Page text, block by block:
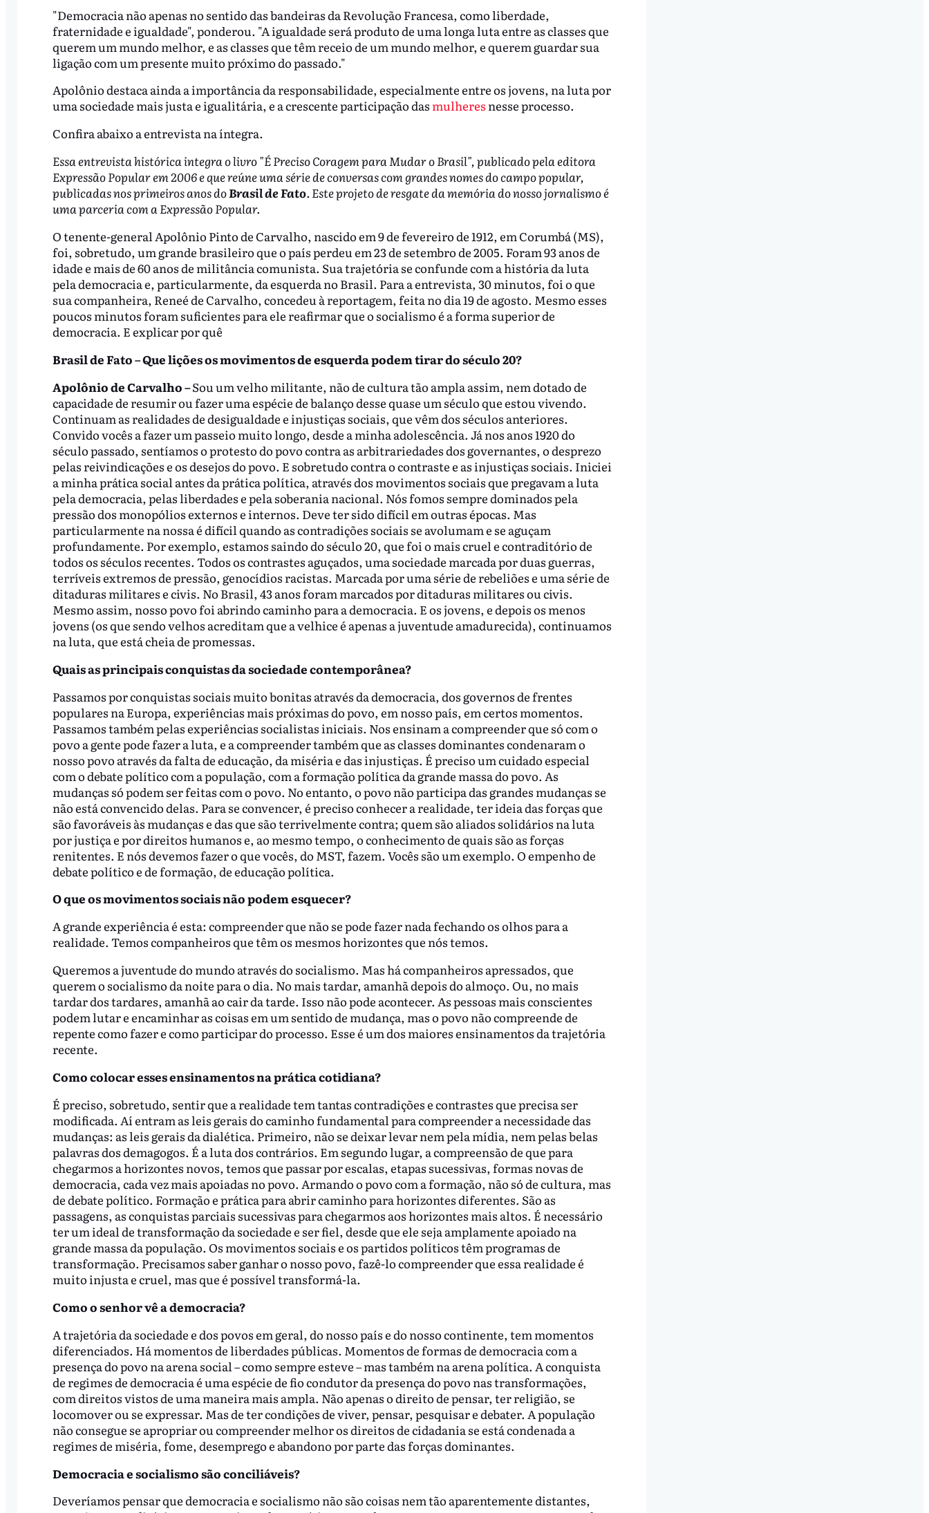
"Democracia não apenas no sentido das bandeiras da Revolução Francesa, como liberdade,
fraternidade e igualdade", ponderou. "A igualdade será produto de uma longa luta entre as classes que
querem um mundo melhor, e as classes que têm receio de um mundo melhor, e querem guardar sua
ligação com um presente muito próximo do passado."
Apolônio destaca ainda a importância da responsabilidade, especialmente entre os jovens, na luta por
uma sociedade mais justa e igualitária, e a crescente participação das mulheres nesse processo.
Confira abaixo a entrevista na íntegra.
Essa entrevista histórica integra o livro "É Preciso Coragem para Mudar o Brasil", publicado pela editora
Expressão Popular em 2006 e que reúne uma série de conversas com grandes nomes do campo popular,
publicadas nos primeiros anos doBrasil de Fato. Este projeto de resgate da memória do nosso jornalismo é
uma parceria com a Expressão Popular.
O tenente-general Apolônio Pinto de Carvalho, nascido em 9 de fevereiro de 1912, em Corumbá (MS),
foi, sobretudo, um grande brasileiro que o país perdeu em 23 de setembro de 2005. Foram 93 anos de
idade e mais de 60 anos de militância comunista. Sua trajetória se confunde com a história da luta
pela democracia e, particularmente, da esquerda no Brasil. Para a entrevista, 30 minutos, foi o que
sua companheira, Reneé de Carvalho, concedeu à reportagem, feita no dia 19 de agosto. Mesmo esses
poucos minutos foram suficientes para ele reafirmar que o socialismo é a forma superior de
democracia. E explicar por quê
Brasil de Fato – Que lições os movimentos de esquerda podem tirar do século 20?
Apolônio de Carvalho –Sou um velho militante, não de cultura tão ampla assim, nem dotado de
capacidade de resumir ou fazer uma espécie de balanço desse quase um século que estou vivendo.
Continuam as realidades de desigualdade e injustiças sociais, que vêm dos séculos anteriores.
Convido vocês a fazer um passeio muito longo, desde a minha adolescência. Já nos anos 1920 do
século passado, sentíamos o protesto do povo contra as arbitrariedades dos governantes, o desprezo
pelas reivindicações e os desejos do povo. E sobretudo contra o contraste e as injustiças sociais. Iniciei
a minha prática social antes da prática política, através dos movimentos sociais que pregavam a luta
pela democracia, pelas liberdades e pela soberania nacional. Nós fomos sempre dominados pela
pressão dos monopólios externos e internos. Deve ter sido difícil em outras épocas. Mas
particularmente na nossa é difícil quando as contradições sociais se avolumam e se aguçam
profundamente. Por exemplo, estamos saindo do século 20, que foi o mais cruel e contraditório de
todos os séculos recentes. Todos os contrastes aguçados, uma sociedade marcada por duas guerras,
terríveis extremos de pressão, genocídios racistas. Marcada por uma série de rebeliões e uma série de
ditaduras militares e civis. No Brasil, 43 anos foram marcados por ditaduras militares ou civis.
Mesmo assim, nosso povo foi abrindo caminho para a democracia. E os jovens, e depois os menos
jovens (os que sendo velhos acreditam que a velhice é apenas a juventude amadurecida), continuamos
na luta, que está cheia de promessas.
Quais as principais conquistas da sociedade contemporânea?
Passamos por conquistas sociais muito bonitas através da democracia, dos governos de frentes
populares na Europa, experiências mais próximas do povo, em nosso país, em certos momentos.
Passamos também pelas experiências socialistas iniciais. Nos ensinam a compreender que só com o
povo a gente pode fazer a luta, e a compreender também que as classes dominantes condenaram o
nosso povo através da falta de educação, da miséria e das injustiças. É preciso um cuidado especial
com o debate político com a população, com a formação política da grande massa do povo. As
mudanças só podem ser feitas com o povo. No entanto, o povo não participa das grandes mudanças se
não está convencido delas. Para se convencer, é preciso conhecer a realidade, ter ideia das forças que
são favoráveis às mudanças e das que são terrivelmente contra; quem são aliados solidários na luta
por justiça e por direitos humanos e, ao mesmo tempo, o conhecimento de quais são as forças
renitentes. E nós devemos fazer o que vocês, do MST, fazem. Vocês são um exemplo. O empenho de
debate político e de formação, de educação política.
O que os movimentos sociais não podem esquecer?
A grande experiência é esta: compreender que não se pode fazer nada fechando os olhos para a
realidade. Temos companheiros que têm os mesmos horizontes que nós temos.
Queremos a juventude do mundo através do socialismo. Mas há companheiros apressados, que
querem o socialismo da noite para o dia. No mais tardar, amanhã depois do almoço. Ou, no mais
tardar dos tardares, amanhã ao cair da tarde. Isso não pode acontecer. As pessoas mais conscientes
podem lutar e encaminhar as coisas em um sentido de mudança, mas o povo não compreende de
repente como fazer e como participar do processo. Esse é um dos maiores ensinamentos da trajetória
recente.
Como colocar esses ensinamentos na prática cotidiana?
É preciso, sobretudo, sentir que a realidade tem tantas contradições e contrastes que precisa ser
modificada. Aí entram as leis gerais do caminho fundamental para compreender a necessidade das
mudanças: as leis gerais da dialética. Primeiro, não se deixar levar nem pela mídia, nem pelas belas
palavras dos demagogos. É a luta dos contrários. Em segundo lugar, a compreensão de que para
chegarmos a horizontes novos, temos que passar por escalas, etapas sucessivas, formas novas de
democracia, cada vez mais apoiadas no povo. Armando o povo com a formação, não só de cultura, mas
de debate político. Formação e prática para abrir caminho para horizontes diferentes. São as
passagens, as conquistas parciais sucessivas para chegarmos aos horizontes mais altos. É necessário
ter um ideal de transformação da sociedade e ser fiel, desde que ele seja amplamente apoiado na
grande massa da população. Os movimentos sociais e os partidos políticos têm programas de
transformação. Precisamos saber ganhar o nosso povo, fazê-lo compreender que essa realidade é
muito injusta e cruel, mas que é possível transformá-la.
Como o senhor vê a democracia?
A trajetória da sociedade e dos povos em geral, do nosso país e do nosso continente, tem momentos
diferenciados. Há momentos de liberdades públicas. Momentos de formas de democracia com a
presença do povo na arena social – como sempre esteve – mas também na arena política. A conquista
de regimes de democracia é uma espécie de fio condutor da presença do povo nas transformações,
com direitos vistos de uma maneira mais ampla. Não apenas o direito de pensar, ter religião, se
locomover ou se expressar. Mas de ter condições de viver, pensar, pesquisar e debater. A população
não consegue se apropriar ou compreender melhor os direitos de cidadania se está condenada a
regimes de miséria, fome, desemprego e abandono por parte das forças dominantes.
Democracia e socialismo são conciliáveis?
Deveríamos pensar que democracia e socialismo não são coisas nem tão aparentemente distantes,